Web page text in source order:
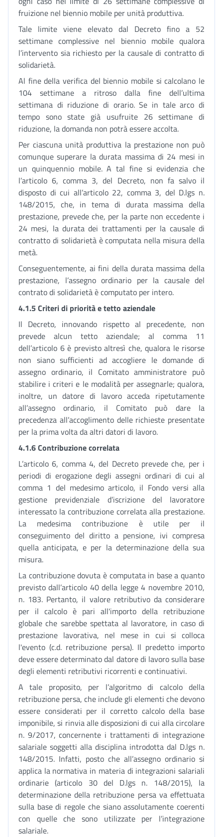
fruizione nel biennio mobile per unità produttiva.
Tale limite viene elevato dal Decreto fino a 52
settimane complessive nel biennio mobile qualora
l’intervento sia richiesto per la causale di contratto di
solidarietà.
Al fine della verifica del biennio mobile si calcolano le
104 settimane a ritroso dalla fine dell’ultima
settimana di riduzione di orario. Se in tale arco di
tempo sono state già usufruite 26 settimane di
riduzione, la domanda non potrà essere accolta.
Per ciascuna unità produttiva la prestazione non può
comunque superare la durata massima di 24 mesi in
un quinquennio mobile. A tal fine si evidenzia che
l’articolo 6, comma 3, del Decreto, non fa salvo il
disposto di cui all’articolo 22, comma 3, del D.lgs n.
148/2015, che, in tema di durata massima della
prestazione, prevede che, per la parte non eccedente i
24 mesi, la durata dei trattamenti per la causale di
contratto di solidarietà è computata nella misura della
metà.
Conseguentemente, ai fini della durata massima della
prestazione, l’assegno ordinario per la causale del
contrato di solidarietà è computato per intero.
4.1.5 Criteri di priorità e tetto aziendale
Il Decreto, innovando rispetto al precedente, non
prevede alcun tetto aziendale; al comma 11
dell’articolo 6 è previsto altresì che, qualora le risorse
non siano sufficienti ad accogliere le domande di
assegno ordinario, il Comitato amministratore può
stabilire i criteri e le modalità per assegnarle; qualora,
inoltre, un datore di lavoro acceda ripetutamente
all’assegno ordinario, il Comitato può dare la
precedenza all’accoglimento delle richieste presentate
per la prima volta da altri datori di lavoro.
4.1.6 Contribuzione correlata
L’articolo 6, comma 4, del Decreto prevede che, per i
periodi di erogazione degli assegni ordinari di cui al
comma 1 del medesimo articolo, il Fondo versi alla
gestione previdenziale d’iscrizione del lavoratore
interessato la contribuzione correlata alla prestazione.
La medesima contribuzione è utile per il
conseguimento del diritto a pensione, ivi compresa
quella anticipata, e per la determinazione della sua
misura.
La contribuzione dovuta è computata in base a quanto
previsto dall’articolo 40 della legge 4 novembre 2010,
n. 183. Pertanto, il valore retributivo da considerare
per il calcolo è pari all'importo della retribuzione
globale che sarebbe spettata al lavoratore, in caso di
prestazione lavorativa, nel mese in cui si colloca
l'evento (c.d. retribuzione persa). Il predetto importo
deve essere determinato dal datore di lavoro sulla base
degli elementi retributivi ricorrenti e continuativi.
A tale proposito, per l’algoritmo di calcolo della
retribuzione persa, che include gli elementi che devono
essere considerati per il corretto calcolo della base
imponibile, si rinvia alle disposizioni di cui alla circolare
n. 9/2017, concernente i trattamenti di integrazione
salariale soggetti alla disciplina introdotta dal D.lgs n.
148/2015. Infatti, posto che all’assegno ordinario si
applica la normativa in materia di integrazioni salariali
ordinarie (articolo 30 del D.lgs n. 148/2015), la
determinazione della retribuzione persa va effettuata
sulla base di regole che siano assolutamente coerenti
con quelle che sono utilizzate per l’integrazione
salariale.